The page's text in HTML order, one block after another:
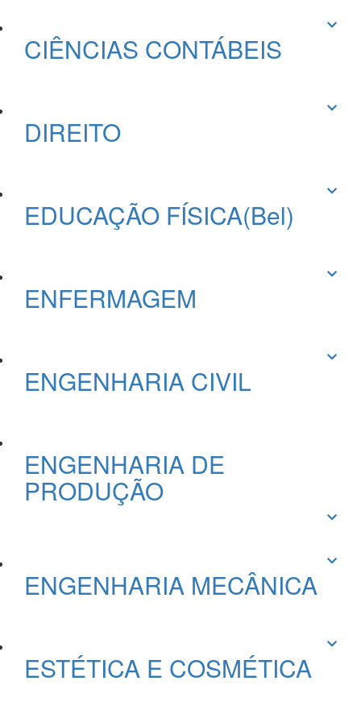
CIÊNCIAS CONTÁBEIS
DIREITO
EDUCAÇÃO FÍSICA(Bel)
ENFERMAGEM
ENGENHARIA CIVIL
ENGENHARIA DE
PRODUÇÃO
ENGENHARIA MECÂNICA
ESTÉTICA E COSMÉTICA